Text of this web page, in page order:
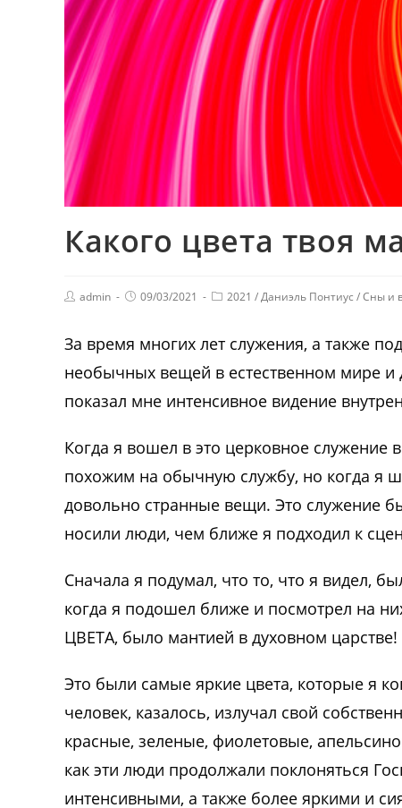
Какого цвета твоя
admin 09/03/2021 2021 /Даниэль Понтиус /Сны и
За время многих лет служения, а также
необычных вещей в естественном мире и
показал мне интенсивное видение
Когда я вошел в это церковное служение
похожим на обычную службу, но когда я
довольно странные вещи. Это служение
носили люди, чем ближе я подходил к
Сначала я подумал, что то, что я видел,
когда я подошел ближе и посмотрел на
ЦВЕТА, было мантией в духовном царстве!
Это были самые яркие цвета, которые я
человек, казалось, излучал свой
красные, зеленые, фиолетовые,
как эти люди продолжали поклоняться
интенсивными, а также более яркими и